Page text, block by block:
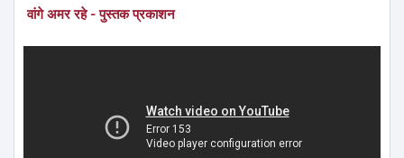
वांगे अमर रहे - पुस्तक प्रकाशन